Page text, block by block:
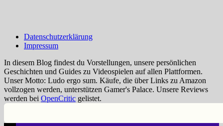
Datenschutzerklärung
Impressum
In diesem Blog findest du Vorstellungen, unsere persönlichen
Geschichten und Guides zu Videospielen auf allen Plattformen.
Unser Motto: Ludo ergo sum. Käufe, die über Links zu Amazon
vollzogen werden, unterstützen Gamer's Palace. Unsere Reviews
werden bei OpenCritic gelistet.